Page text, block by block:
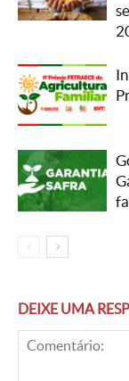
DEIXE UMA